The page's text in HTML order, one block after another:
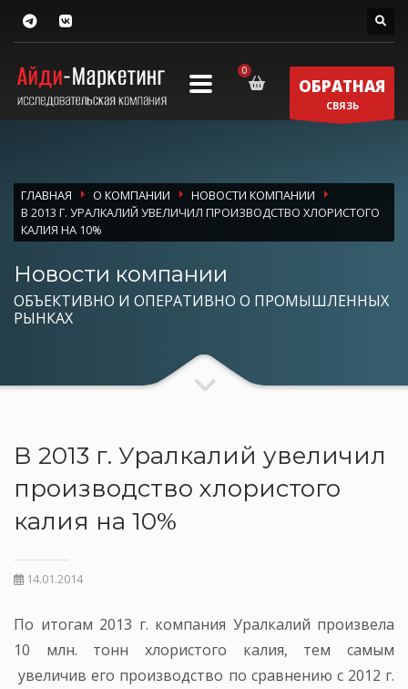
ОБРАТНАЯ
СВЯЗЬ
ГЛАВНАЯ О КОМПАНИИ
НОВОСТИ КОМПАНИИ
В 2013 Г. УРАЛКАЛИЙ УВЕЛИЧИЛ ПРОИЗВОДСТВО ХЛОРИСТОГО
КАЛИЯ НА 10%
Новости компании
ОБЪЕКТИВНО И ОПЕРАТИВНО О ПРОМЫШЛЕННЫХ
РЫНКАХ
В 2013 г. Уралкалий увеличил
производство хлористого
калия на 10%
14.01.2014
По итогам 2013 г. компания Уралкалий произвела
10 млн. тонн хлористого калия, тем самым
увеличив его производство по сравнению с 2012 г.